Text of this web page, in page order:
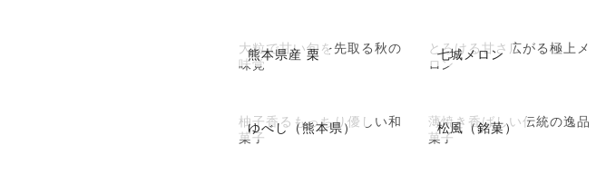
熊本県産 栗
大粒で甘い旬を先取る秋の
味覚
七城メロン
とろける甘さ広がる極上メ
ロン
ゆべし（熊本県）
柚子香るもっちり優しい和
菓子
松風（銘菓）
薄焼き香ばしい伝統の逸品
菓子